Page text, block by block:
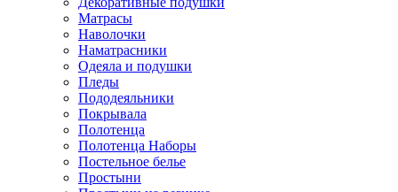
Матрасы
Наволочки
Наматрасники
Одеяла и подушки
Пледы
Пододеяльники
Покрывала
Полотенца
Полотенца Наборы
Постельное белье
Простыни